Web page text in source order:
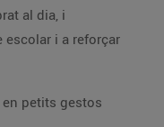
al dia, i
escolar i a reforçar
petits gestos